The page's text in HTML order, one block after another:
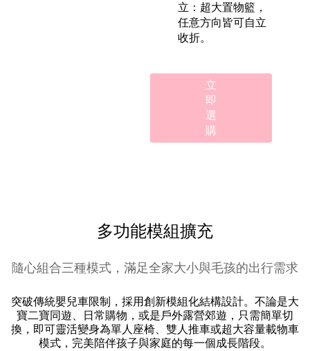
立：超大置物籃，
任意方向皆可自立
收折。
立
即
選
購
多功能模組擴充
隨心組合三種模式，滿足全家大小與毛孩的出行需求
突破傳統嬰兒車限制，採用創新模組化結構設計。不論是大
寶二寶同遊、日常購物，或是戶外露營郊遊，只需簡單切
換，即可靈活變身為單人座椅、雙人推車或超大容量載物車
模式，完美陪伴孩子與家庭的每一個成長階段。